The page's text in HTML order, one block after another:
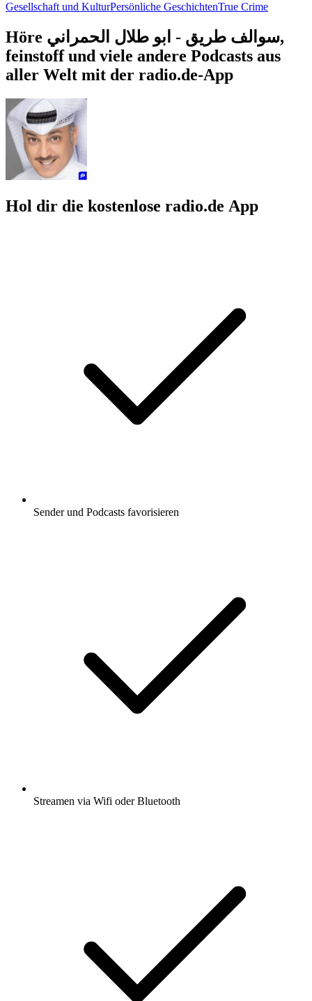
Gesellschaft und KulturPersönliche GeschichtenTrue Crime
Höre سوالف طريق - ابو طلال الحمراني,
feinstoff und viele andere Podcasts aus
aller Welt mit der radio.de-App
Hol dir die kostenlose radio.de App
Sender und Podcasts favorisieren
Streamen via Wifi oder Bluetooth